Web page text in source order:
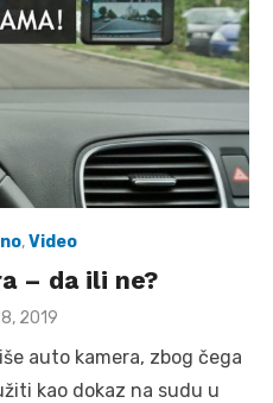
,Video
– da ili ne?
2019
auto kamera, zbog čega
kao dokaz na sudu u